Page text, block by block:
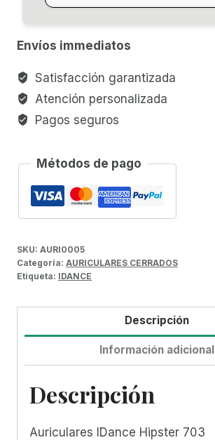
Envíos immediatos
Satisfacción garantizada
Atención personalizada
Pagos seguros
Métodos de pago
SKU: AURI0005
Categoría: AURICULARES CERRADOS
Etiqueta: IDANCE
Descripción
Información adicional
Descripción
Auriculares IDance Hipster 703